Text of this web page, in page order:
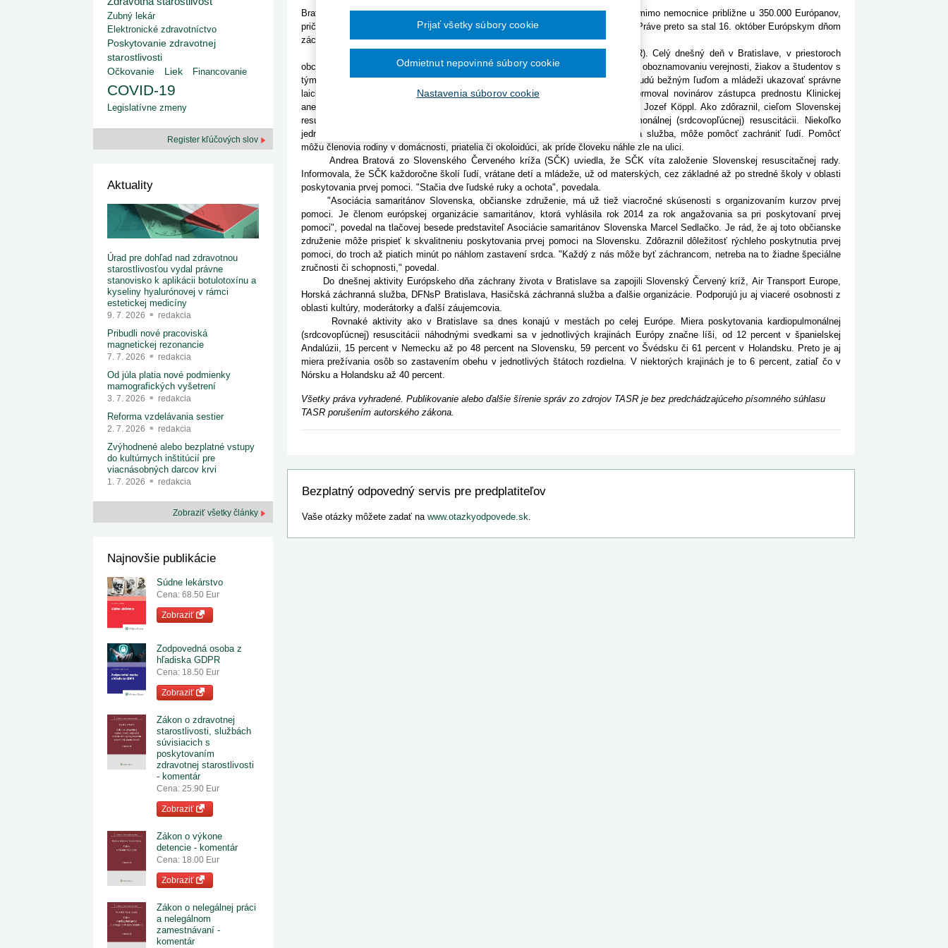
1. 7. 2026
Ministerstvo zdravotníctva zverejnilo aktualizovaný
29. 6. 2026
redakcia
Rezort zdravotníctva zverejnil zoznam
kategorizovaných špeciálnych ...
Výzva na podporu dostupnosti zdravotnej
starostlivosti v centrách z...
2015
implementáciu nových elektronických služieb v elektronickej zdravotnej
Ročník 2013
Ročník 2012
Bratislava 16. októbra (TASR) - Každoročne dôjde k náhlemu zastaveniu srdca mimo nemocnice približne u 350.000 Európanov,
pričom 100.000 z nich by mohlo žiť, keby sme im vedeli poskytnúť prvú pomoc. Práve preto sa stal 16. október Európskym dňom
záchrany života. Do tejto európskej iniciatívy sa prvýkrát zapája aj Slovensko.
Organizátorom dňa záchrany života je Slovenská resuscitačná rada (SRR). Celý dnešný deň v Bratislave, v priestoroch
obchodného centra Eurovea a na námestí pred ním, bude až do 17.00 h venovaný oboznamovaniu verejnosti, žiakov a študentov s
tým, ako správne resuscitovať (oživovať) ľudí. Profesionáli, lekári a záchranári, budú bežným ľuďom a mládeži ukazovať správne
laické postupy na figurínach. Verejnosť si ich môže vyskúšať a nacvičiť, informoval novinárov zástupca prednostu Klinickej
anestéziológie a intenzívnej medicíny DFNsP Bratislava a zakladajúci člen SRR Jozef Köppl. Ako zdôraznil, cieľom Slovenskej
resuscitačnej rady je zlepšiť kvalitu poskytovania prvej pomoci pri kardiopulmonálnej (srdcovopľúcnej) resuscitácii. Niekoľko
jednoduchých úkonov, stláčanie hrudníka pacienta rukami, kým príde záchranná služba, môže pomôcť zachrániť ľudí. Pomôcť
môžu členovia rodiny v domácnosti, priatelia či okoloidúci, ak príde človeku náhle zle na ulici.
Andrea Bratová zo Slovenského Červeného kríža (SČK) uviedla, že SČK víta založenie Slovenskej resuscitačnej rady.
Informovala, že SČK každoročne školí ľudí, vrátane detí a mládeže, už od materských, cez základné až po stredné školy v oblasti
poskytovania prvej pomoci. "Stačia dve ľudské ruky a ochota", povedala.
"Asociácia samaritánov Slovenska, občianske združenie, má už tiež viacročné skúsenosti s organizovaním kurzov prvej
pomoci. Je členom európskej organizácie samaritánov, ktorá vyhlásila rok 2014 za rok angažovania sa pri poskytovaní prvej
pomoci", povedal na tlačovej besede predstaviteľ Asociácie samaritánov Slovenska Marcel Sedlačko. Je rád, že aj toto občianske
združenie môže prispieť k skvalitneniu poskytovania prvej pomoci na Slovensku. Zdôraznil dôležitosť rýchleho poskytnutia prvej
pomoci, do troch až piatich minút po náhlom zastavení srdca. "Každý z nás môže byť záchrancom, netreba na to žiadne špeciálne
zručnosti či schopnosti," povedal.
Do dnešnej aktivity Európskeho dňa záchrany života v Bratislave sa zapojili Slovenský Červený kríž, Air Transport Europe,
Horská záchranná služba, DFNsP Bratislava, Hasičská záchranná služba a ďalšie organizácie. Podporujú ju aj viaceré osobnosti z
oblasti kultúry, moderátorky a ďalší záujemcovia.
Rovnaké aktivity ako v Bratislave sa dnes konajú v mestách po celej Európe. Miera poskytovania kardiopulmonálnej
(srdcovopľúcnej) resuscitácii náhodnými svedkami sa v jednotlivých krajinách Európy značne líši, od 12 percent v španielskej
Andalúzii, 15 percent v Nemecku až po 48 percent na Slovensku, 59 percent vo Švédsku či 61 percent v Holandsku. Preto je aj
miera prežívania osôb so zastavením obehu v jednotlivých štátoch rozdielna. V niektorých krajinách je to 6 percent, zatiaľ čo v
Nórsku a Holandsku až 40 percent.
Všetky práva vyhradené. Publikovanie alebo ďalšie šírenie správ zo zdrojov TASR je bez predchádzajúceho písomného súhlasu
TASR porušením autorského zákona.
Bezplatný odpovedný servis pre predplatiteľov
Vaše otázky môžete zadať na www.otazkyodpovede.sk.
Zubný lekár
Elektronické zdravotníctvo
Poskytovanie zdravotnej
starostlivosti
Očkovanie Liek Financovanie
COVID-19
Legislatívne zmeny
Register kľúčových slov
Aktuality
Úrad pre dohľad nad zdravotnou
starostlivosťou vydal právne
stanovisko k aplikácii botulotoxínu a
kyseliny hyalurónovej v rámci
estetickej medicíny
9. 7. 2026 redakcia
Pribudli nové pracoviská
magnetickej rezonancie
7. 7. 2026 redakcia
Od júla platia nové podmienky
mamografických vyšetrení
3. 7. 2026 redakcia
Reforma vzdelávania sestier
2. 7. 2026 redakcia
Zvýhodnené alebo bezplatné vstupy
do kultúrnych inštitúcií pre
viacnásobných darcov krvi
1. 7. 2026 redakcia
Zobraziť všetky články
Najnovšie publikácie
Súdne lekárstvo
Cena: 68.50 Eur
Zobraziť
Zodpovedná osoba z
hľadiska GDPR
Cena: 18.50 Eur
Zobraziť
Zákon o zdravotnej
starostlivosti, službách
súvisiacich s
poskytovaním
zdravotnej starostlivosti
- komentár
Cena: 25.90 Eur
Zobraziť
Zákon o výkone
detencie - komentár
Cena: 18.00 Eur
Zobraziť
Zákon o nelegálnej práci
a nelegálnom
zamestnávaní -
komentár
Nastavenia súborov cookie
Odmietnut nepovinné súbory cookie
Prijať všetky súbory cookie